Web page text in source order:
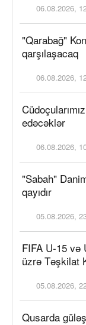
06.08.2026,
"Qarabağ"
qarşılaşacaq
06.08.2026,
edəcəklər
06.08.2026,
"Sabah"
qayıdır
05.08.2026,
FIFA U-15 və
üzrə Təşkilat
05.08.2026,
Qusarda